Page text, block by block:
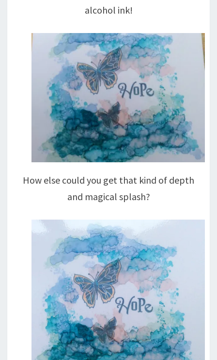
alcohol ink!
How else could you get that kind of depth
and magical splash?